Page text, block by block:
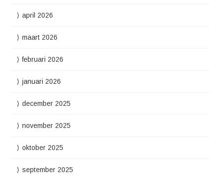
april 2026
maart 2026
februari 2026
januari 2026
december 2025
november 2025
oktober 2025
september 2025